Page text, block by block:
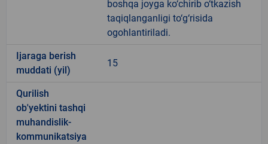
boshqa joyga ko‘chirib o‘tkazish
taqiqlanganligi to‘g‘risida
ogohlantiriladi.
Ijaraga berish
muddati (yil)
15
Qurilish
ob'yektini tashqi
muhandislik-
kommunikatsiya